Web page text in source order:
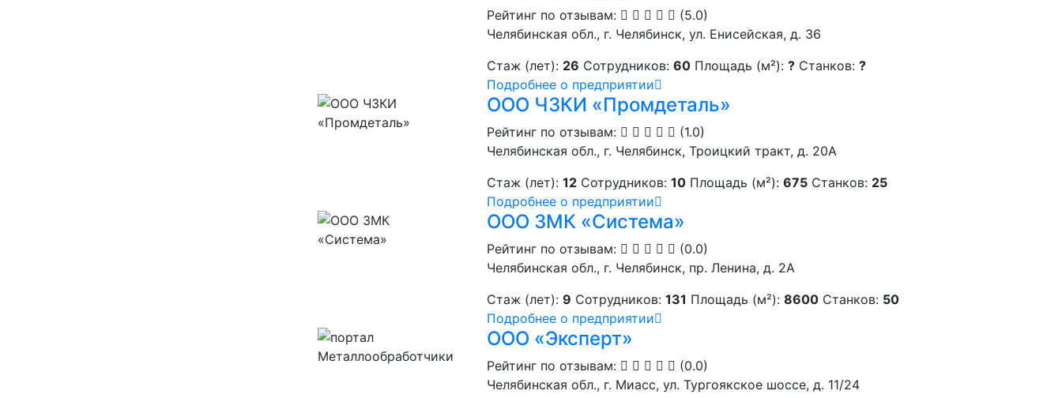
Рейтинг по отзывам:
(5.0)
Челябинская обл., г. Челябинск, ул. Енисейская, д. 36
Стаж (лет): 26 Сотрудников: 60 Площадь (м²): ? Станков: ?
Подробнее о предприятии
ООО ЧЗКИ «Промдеталь»
Рейтинг по отзывам:
(1.0)
Челябинская обл., г. Челябинск, Троицкий тракт, д. 20А
Стаж (лет): 12 Сотрудников: 10 Площадь (м²): 675 Станков: 25
Подробнее о предприятии
ООО ЗМК «Система»
Рейтинг по отзывам:
(0.0)
Челябинская обл., г. Челябинск, пр. Ленина, д. 2А
Стаж (лет): 9 Сотрудников: 131 Площадь (м²): 8600 Станков: 50
Подробнее о предприятии
ООО «Эксперт»
Рейтинг по отзывам:
(0.0)
Челябинская обл., г. Миасс, ул. Тургоякское шоссе, д. 11/24